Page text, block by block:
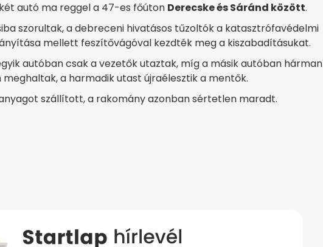
autó ma reggel a 47-es főúton Derecske és Sáránd között.
szorultak, a debreceni hivatásos tűzoltók a katasztrófavédelmi
mellett feszítővágóval kezdték meg a kiszabadításukat.
autóban csak a vezetők utaztak, míg a másik autóban hárman
meghaltak, a harmadik utast újraélesztik a mentők.
szállított, a rakomány azonban sértetlen maradt.